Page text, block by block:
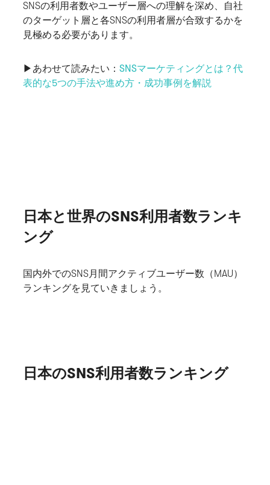
SNSの利用者数やユーザー層への理解を深め、自社
のターゲット層と各SNSの利用者層が合致するかを
見極める必要があります。
▶︎あわせて読みたい：SNSマーケティングとは？代
表的な5つの手法や進め方・成功事例を解説
日本と世界のSNS利用者数ランキ
ング
国内外でのSNS月間アクティブユーザー数（MAU）
ランキングを見ていきましょう。
日本のSNS利用者数ランキング